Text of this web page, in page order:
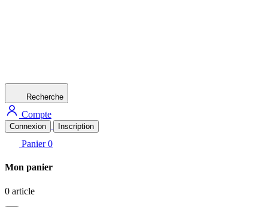
Recherche
Compte
Connexion Inscription
Panier 0
Mon panier
0 article